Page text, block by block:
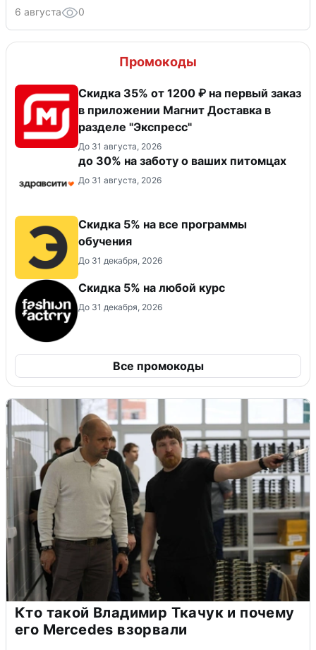
6 августа 0
Промокоды
Скидка 35% от 1200 ₽ на первый заказ
в приложении Магнит Доставка в
разделе "Экспресс"
До 31 августа, 2026
до 30% на заботу о ваших питомцах
До 31 августа, 2026
Скидка 5% на все программы
обучения
До 31 декабря, 2026
Скидка 5% на любой курс
До 31 декабря, 2026
Все промокоды
Кто такой Владимир Ткачук и почему
его Mercedes взорвали